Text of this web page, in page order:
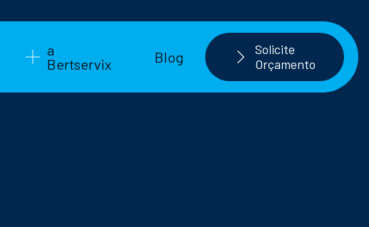
a
Bertservix
Blog
Solicite
Orçamento